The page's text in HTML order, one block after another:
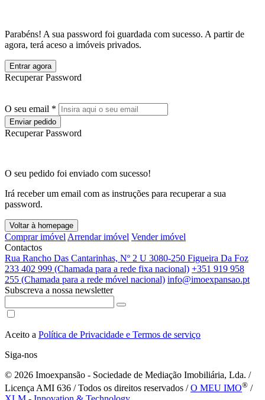
Parabéns! A sua password foi guardada com sucesso. A partir de
agora, terá aceso a imóveis privados.
Entrar agora
Recuperar Password
O seu email *
Enviar pedido
Recuperar Password
O seu pedido foi enviado com sucesso!
Irá receber um email com as instruções para recuperar a sua
password.
Voltar à homepage
Comprar imóvel Arrendar imóvel Vender imóvel
Contactos
Rua Rancho Das Cantarinhas, Nº 2 U 3080-250 Figueira Da Foz
233 402 999 (Chamada para a rede fixa nacional) +351 919 958
255 (Chamada para a rede móvel nacional) info@imoexpansao.pt
Subscreva a nossa newsletter
Aceito a Política de Privacidade e Termos de serviço
Siga-nos
© 2026 Imoexpansão - Sociedade de Mediação Imobiliária, Lda. /
Licença AMI 636 / Todos os direitos reservados /O MEU IMO® /